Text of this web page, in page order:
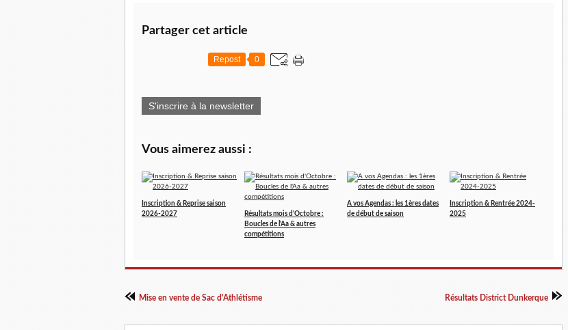
Partager cet article
Repost 0
S'inscrire à la newsletter
Vous aimerez aussi :
Inscription & Reprise saison
2026-2027
Résultats mois d'Octobre :
Boucles de l'Aa & autres
compétitions
A vos Agendas : les 1ères dates
de début de saison
Inscription & Rentrée 2024-
2025
Mise en vente de Sac d'Athlétisme Résultats District Dunkerque